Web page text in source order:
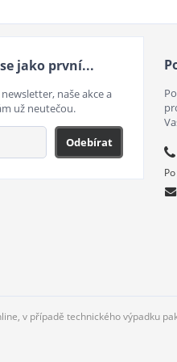
jako první...
naše akce a
už neutečou.
Odebírat
v případě technického výpadku